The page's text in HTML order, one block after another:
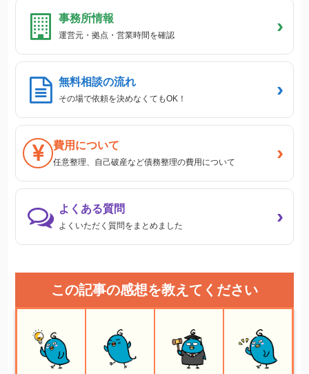
事務所情報
運営元・拠点・営業時間を確認 ›
無料相談の流れ
その場で依頼を決めなくてもOK！ ›
費用について
任意整理、自己破産など債務整理の費用について ›
よくある質問
よくいただく質問をまとめました ›
この記事の感想を教えてください